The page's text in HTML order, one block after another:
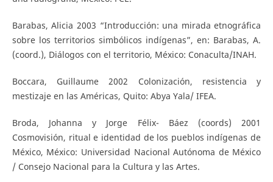
Barabas, Alicia 2003 “Introducción: una mirada etnográfica
sobre los territorios simbólicos indígenas”, en: Barabas, A.
(coord.), Diálogos con el territorio, México: Conaculta/INAH.
Boccara, Guillaume 2002 Colonización, resistencia y
mestizaje en las Américas, Quito: Abya Yala/ IFEA.
Broda, Johanna y Jorge Félix- Báez (coords) 2001
Cosmovisión, ritual e identidad de los pueblos indígenas de
México, México: Universidad Nacional Autónoma de México
/ Consejo Nacional para la Cultura y las Artes.